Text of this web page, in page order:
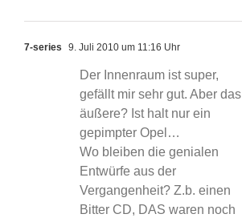
7-series 9. Juli 2010 um 11:16 Uhr
Der Innenraum ist super,
gefällt mir sehr gut. Aber das
äußere? Ist halt nur ein
gepimpter Opel…
Wo bleiben die genialen
Entwürfe aus der
Vergangenheit? Z.b. einen
Bitter CD, DAS waren noch